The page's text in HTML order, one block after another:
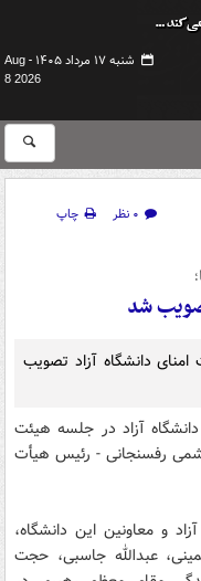
شنبه ۱۷ مرداد ۱۴۰۵ -
Aug
8 2026
۰ نظر
چاپ
شد
دانشگاه آزاد تصویب
آزاد در جلسه هیئت
رفسنجانی - رئیس هیأت
و معاونین این دانشگاه،
عبدالله جاسبی، حجت